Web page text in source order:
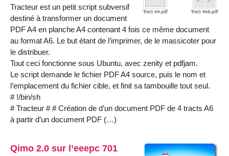
Tracteur est un petit script subversif
destiné à transformer un document
PDF A4 en planche A4 contenant 4 fois ce même document
au format A6. Le but étant de l’imprimer, de le massicoter pour
le distribuer.
Tout ceci fonctionne sous Ubuntu, avec zenity et pdfjam.
Le script demande le fichier PDF A4 source, puis le nom et
l’emplacement du fichier cible, et finit sa tambouille tout seul.
# !/bin/sh
# Tracteur # # Création de d’un document PDF de 4 tracts A6
à partir d’un document PDF (…)
Qimo 2.0 sur l’eeepc 701